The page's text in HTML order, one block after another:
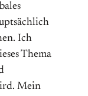
Ich
Thema
Mein